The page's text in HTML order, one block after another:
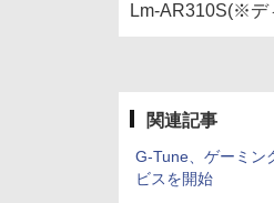
Lm-AR310S(※デ
関連記事
G-Tune、ゲーミン
ビスを開始